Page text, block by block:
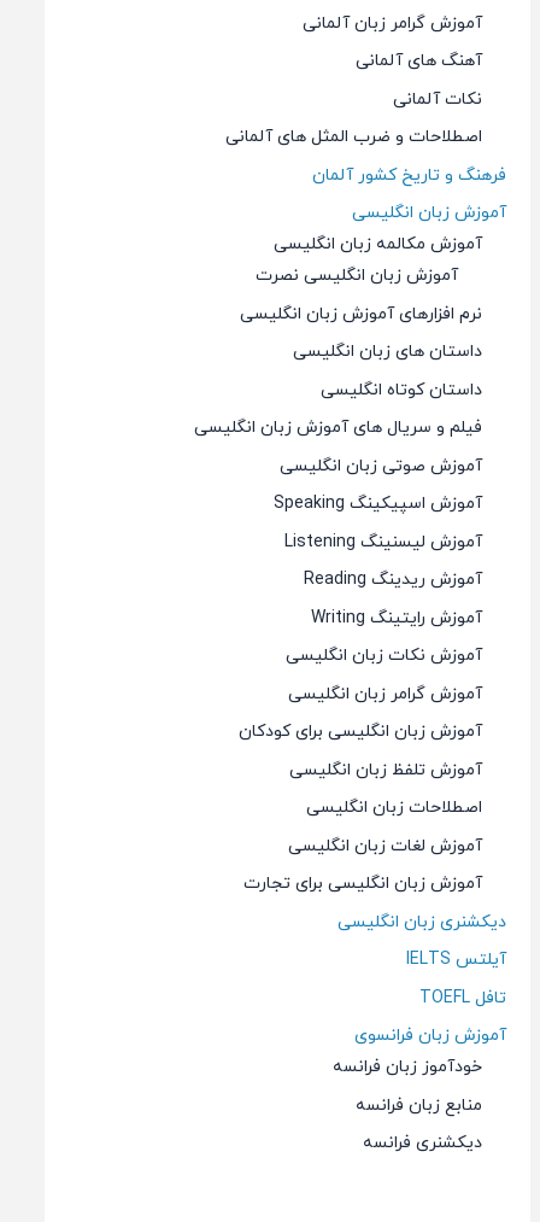
آموزش گرامر زبان آلمانی
آهنگ های آلمانی
نکات آلمانی
اصطلاحات و ضرب المثل های آلمانی
فرهنگ و تاریخ کشور آلمان
آموزش زبان انگلیسی
آموزش مکالمه زبان انگلیسی
آموزش زبان انگلیسی نصرت
نرم افزارهای آموزش زبان انگلیسی
داستان های زبان انگلیسی
داستان کوتاه انگلیسی
فیلم و سریال های آموزش زبان انگلیسی
آموزش صوتی زبان انگلیسی
آموزش اسپیکینگ Speaking
آموزش لیسنینگ Listening
آموزش ریدینگ Reading
آموزش رایتینگ Writing
آموزش نکات زبان انگلیسی
آموزش گرامر زبان انگلیسی
آموزش زبان انگلیسی برای کودکان
آموزش تلفظ زبان انگلیسی
اصطلاحات زبان انگلیسی
آموزش لغات زبان انگلیسی
آموزش زبان انگلیسی برای تجارت
دیکشنری زبان انگلیسی
آیلتس IELTS
تافل TOEFL
آموزش زبان فرانسوی
خودآموز زبان فرانسه
منابع زبان فرانسه
دیکشنری فرانسه